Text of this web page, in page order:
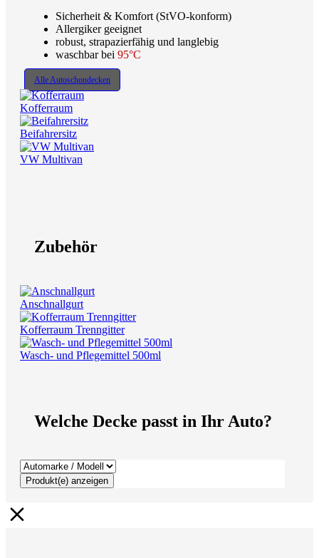
Sicherheit & Komfort (StVO-konform)
Allergiker geeignet
robust, strapazierfähig und langlebig
waschbar bei 95°C
Alle Autoschondecken
Kofferraum
Beifahrersitz
VW Multivan
Zubehör
Anschnallgurt
Kofferraum Trenngitter
Wasch- und Pflegemittel 500ml
Welche Decke passt in Ihr Auto?
Produkt(e) anzeigen